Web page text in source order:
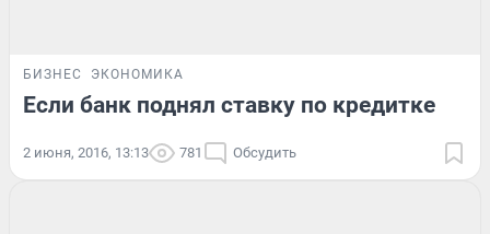
БИЗНЕС ЭКОНОМИКА
Если банк поднял ставку по кредитке
2 июня, 2016, 13:13 781 Обсудить